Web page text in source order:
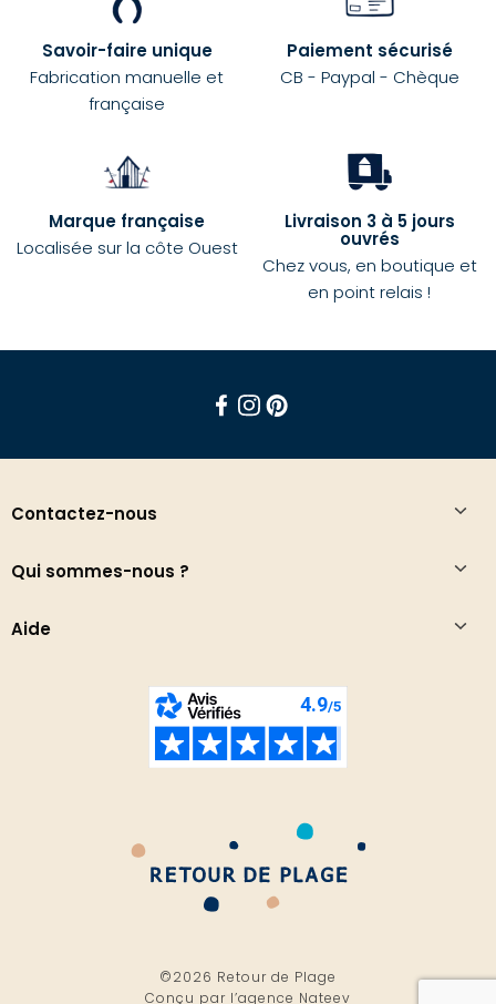
Savoir-faire unique
Fabrication manuelle et
française
Paiement sécurisé
CB - Paypal - Chèque
Marque française
Localisée sur la côte Ouest
Livraison 3 à 5 jours
ouvrés
Chez vous, en boutique et
en point relais !
Contactez-nous
Qui sommes-nous ?
Aide
©2026 Retour de Plage
Conçu par l’agence Nateev